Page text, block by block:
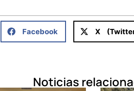
Facebook X
Noticias